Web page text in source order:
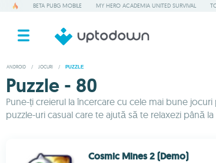
BETA PUBG MOBILE MY HERO ACADEMIA UNITED SURVIVAL
ANDROID / JOCURI / PUZZLE
Puzzle - 80
Pune-ți creierul la încercare cu cele mai bune
puzzle-uri casual care te ajută să te relaxezi până
Cosmic Mines 2 (Demo)